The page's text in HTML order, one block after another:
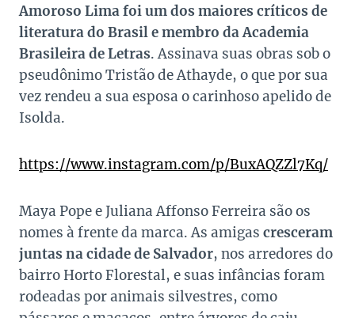
Amoroso Lima foi um dos maiores críticos de
literatura do Brasil e membro da Academia
Brasileira de Letras. Assinava suas obras sob o
pseudônimo Tristão de Athayde, o que por sua
vez rendeu a sua esposa o carinhoso apelido de
Isolda.
https://www.instagram.com/p/BuxAQZZl7Kq/
Maya Pope e Juliana Affonso Ferreira são os
nomes à frente da marca. As amigas cresceram
juntas na cidade de Salvador, nos arredores do
bairro Horto Florestal, e suas infâncias foram
rodeadas por animais silvestres, como